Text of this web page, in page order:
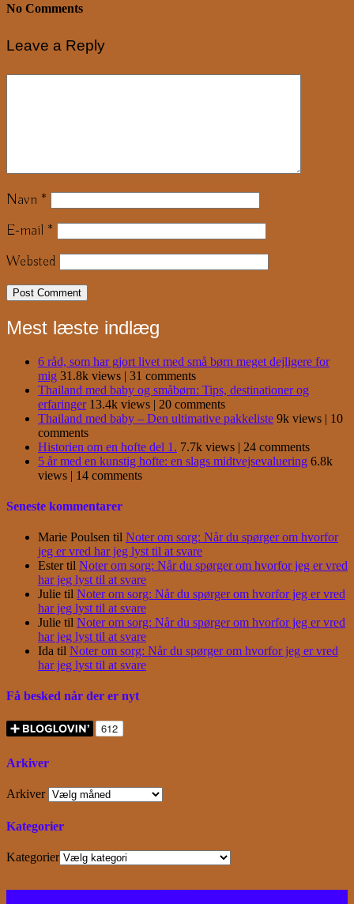
No Comments
Leave a Reply
Navn *
E-mail *
Websted
Mest læste indlæg
6 råd, som har gjort livet med små børn meget dejligere for
mig 31.8k views | 31 comments
Thailand med baby og småbørn: Tips, destinationer og
erfaringer 13.4k views | 20 comments
Thailand med baby – Den ultimative pakkeliste 9k views | 10
comments
Historien om en hofte del 1. 7.7k views | 24 comments
5 år med en kunstig hofte: en slags midtvejsevaluering 6.8k
views | 14 comments
Seneste kommentarer
Marie Poulsen til Noter om sorg: Når du spørger om hvorfor
jeg er vred har jeg lyst til at svare
Estertil Noter om sorg: Når du spørger om hvorfor jeg er vred
har jeg lyst til at svare
Julie til Noter om sorg: Når du spørger om hvorfor jeg er vred
har jeg lyst til at svare
Julie til Noter om sorg: Når du spørger om hvorfor jeg er vred
har jeg lyst til at svare
Ida til Noter om sorg: Når du spørger om hvorfor jeg er vred
har jeg lyst til at svare
Få besked når der er nyt
Arkiver
Arkiver
Kategorier
Kategorier